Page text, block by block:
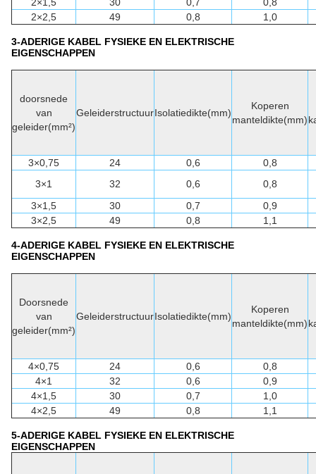
2×2,5
49 0,8 1,0
3-ADERIGE KABEL FYSIEKE EN ELEKTRISCHE
EIGENSCHAPPEN
doorsnede
van
geleider(mm²)
GeleiderstructuurIsolatiedikte(mm)
Koperen
manteldikte(mm)
3×0,75 24 0,6
0,8
3×1
32 0,6
0,8
3×1,5
30 0,7
0,9
3×2,5
49 0,8 1,1
4-ADERIGE KABEL FYSIEKE EN ELEKTRISCHE
EIGENSCHAPPEN
Doorsnede
van
geleider(mm²)
GeleiderstructuurIsolatiedikte(mm)
Koperen
manteldikte(mm)
4×0,75 24 0,6
0,8
4×1
32 0,6
0,9
4×1,5
30 0,7
1,0
4×2,5
49 0,8 1,1
5-ADERIGE KABEL FYSIEKE EN ELEKTRISCHE
EIGENSCHAPPEN